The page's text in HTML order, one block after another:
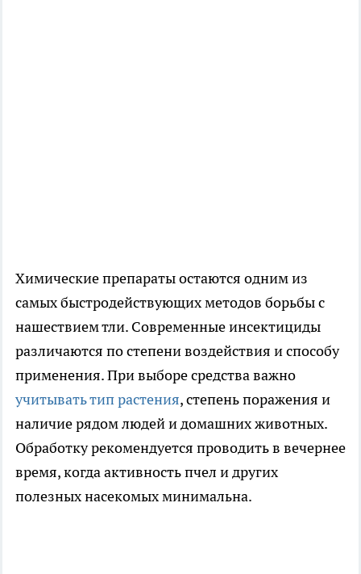
Химические препараты остаются одним из
самых быстродействующих методов борьбы с
нашествием тли. Современные инсектициды
различаются по степени воздействия и способу
применения. При выборе средства важно
учитывать тип растения, степень поражения и
наличие рядом людей и домашних животных.
Обработку рекомендуется проводить в вечернее
время, когда активность пчел и других
полезных насекомых минимальна.